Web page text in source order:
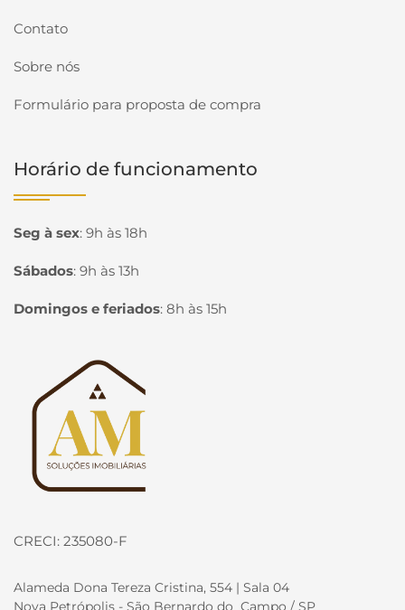
Contato
Sobre nós
Formulário para proposta de compra
Horário de funcionamento
Seg à sex: 9h às 18h
Sábados: 9h às 13h
Domingos e feriados: 8h às 15h
Página inicial
CRECI: 235080-F
Alameda Dona Tereza Cristina, 554 | Sala 04
Nova Petrópolis - São Bernardo do Campo / SP